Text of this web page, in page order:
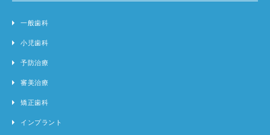
一般歯科
小児歯科
予防治療
審美治療
矯正歯科
インプラント